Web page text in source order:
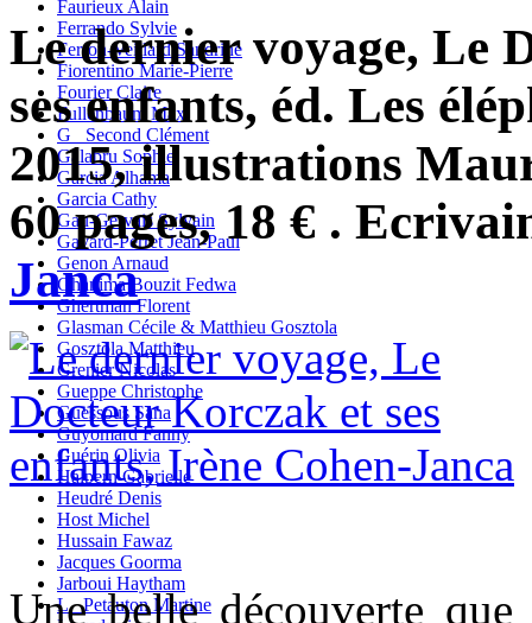
Faurieux Alain
Ferrando Sylvie
Ferron-Veillard Sandrine
Fiorentino Marie-Pierre
Fourier Claire
Fullenbaum Max
G_ Second Clément
Galabru Sophie
Garcia Alhama
Garcia Cathy
Gau-Gervais Sylvain
Gavard-Perret Jean-Paul
Genon Arnaud
Ghanima Bouzit Fedwa
Ghertman Florent
Glasman Cécile & Matthieu Gosztola
Gosztola Matthieu
Grenier Nicolas
Gueppe Christophe
Guessous Sana
Guyomard Fanny
Guérin Olivia
Halpern Gabrielle
Heudré Denis
Host Michel
Hussain Fawaz
Jacques Goorma
Jarboui Haytham
L_ Petauton Martine
Le dernier voyage, Le
ses enfants, éd. Les
2015, illustrations
60 pages, 18 € .
Janca
Une belle découverte